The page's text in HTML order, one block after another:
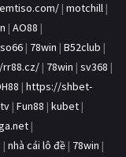
| motchill |
| AO88 |
| 78win | B52club |
| 78win | sv368 |
| https://shbet-
| Fun88 | kubet |
|
| nhà cái lô đề | 78win |